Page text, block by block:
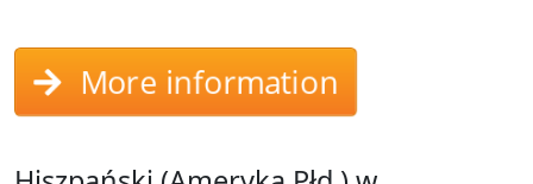
More information